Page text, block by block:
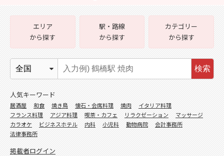
エリア
から探す
駅・路線
から探す
カテゴリー
から探す
検索
人気キーワード
居酒屋 和食 焼き鳥 懐石・会席料理 焼肉
イタリア料理
フランス料理
アジア料理 喫茶・カフェ リラクゼーション
マッサージ
カラオケ
ビジネスホテル 内科 小児科 動物病院
会計事務所
法律事務所
掲載者ログイン